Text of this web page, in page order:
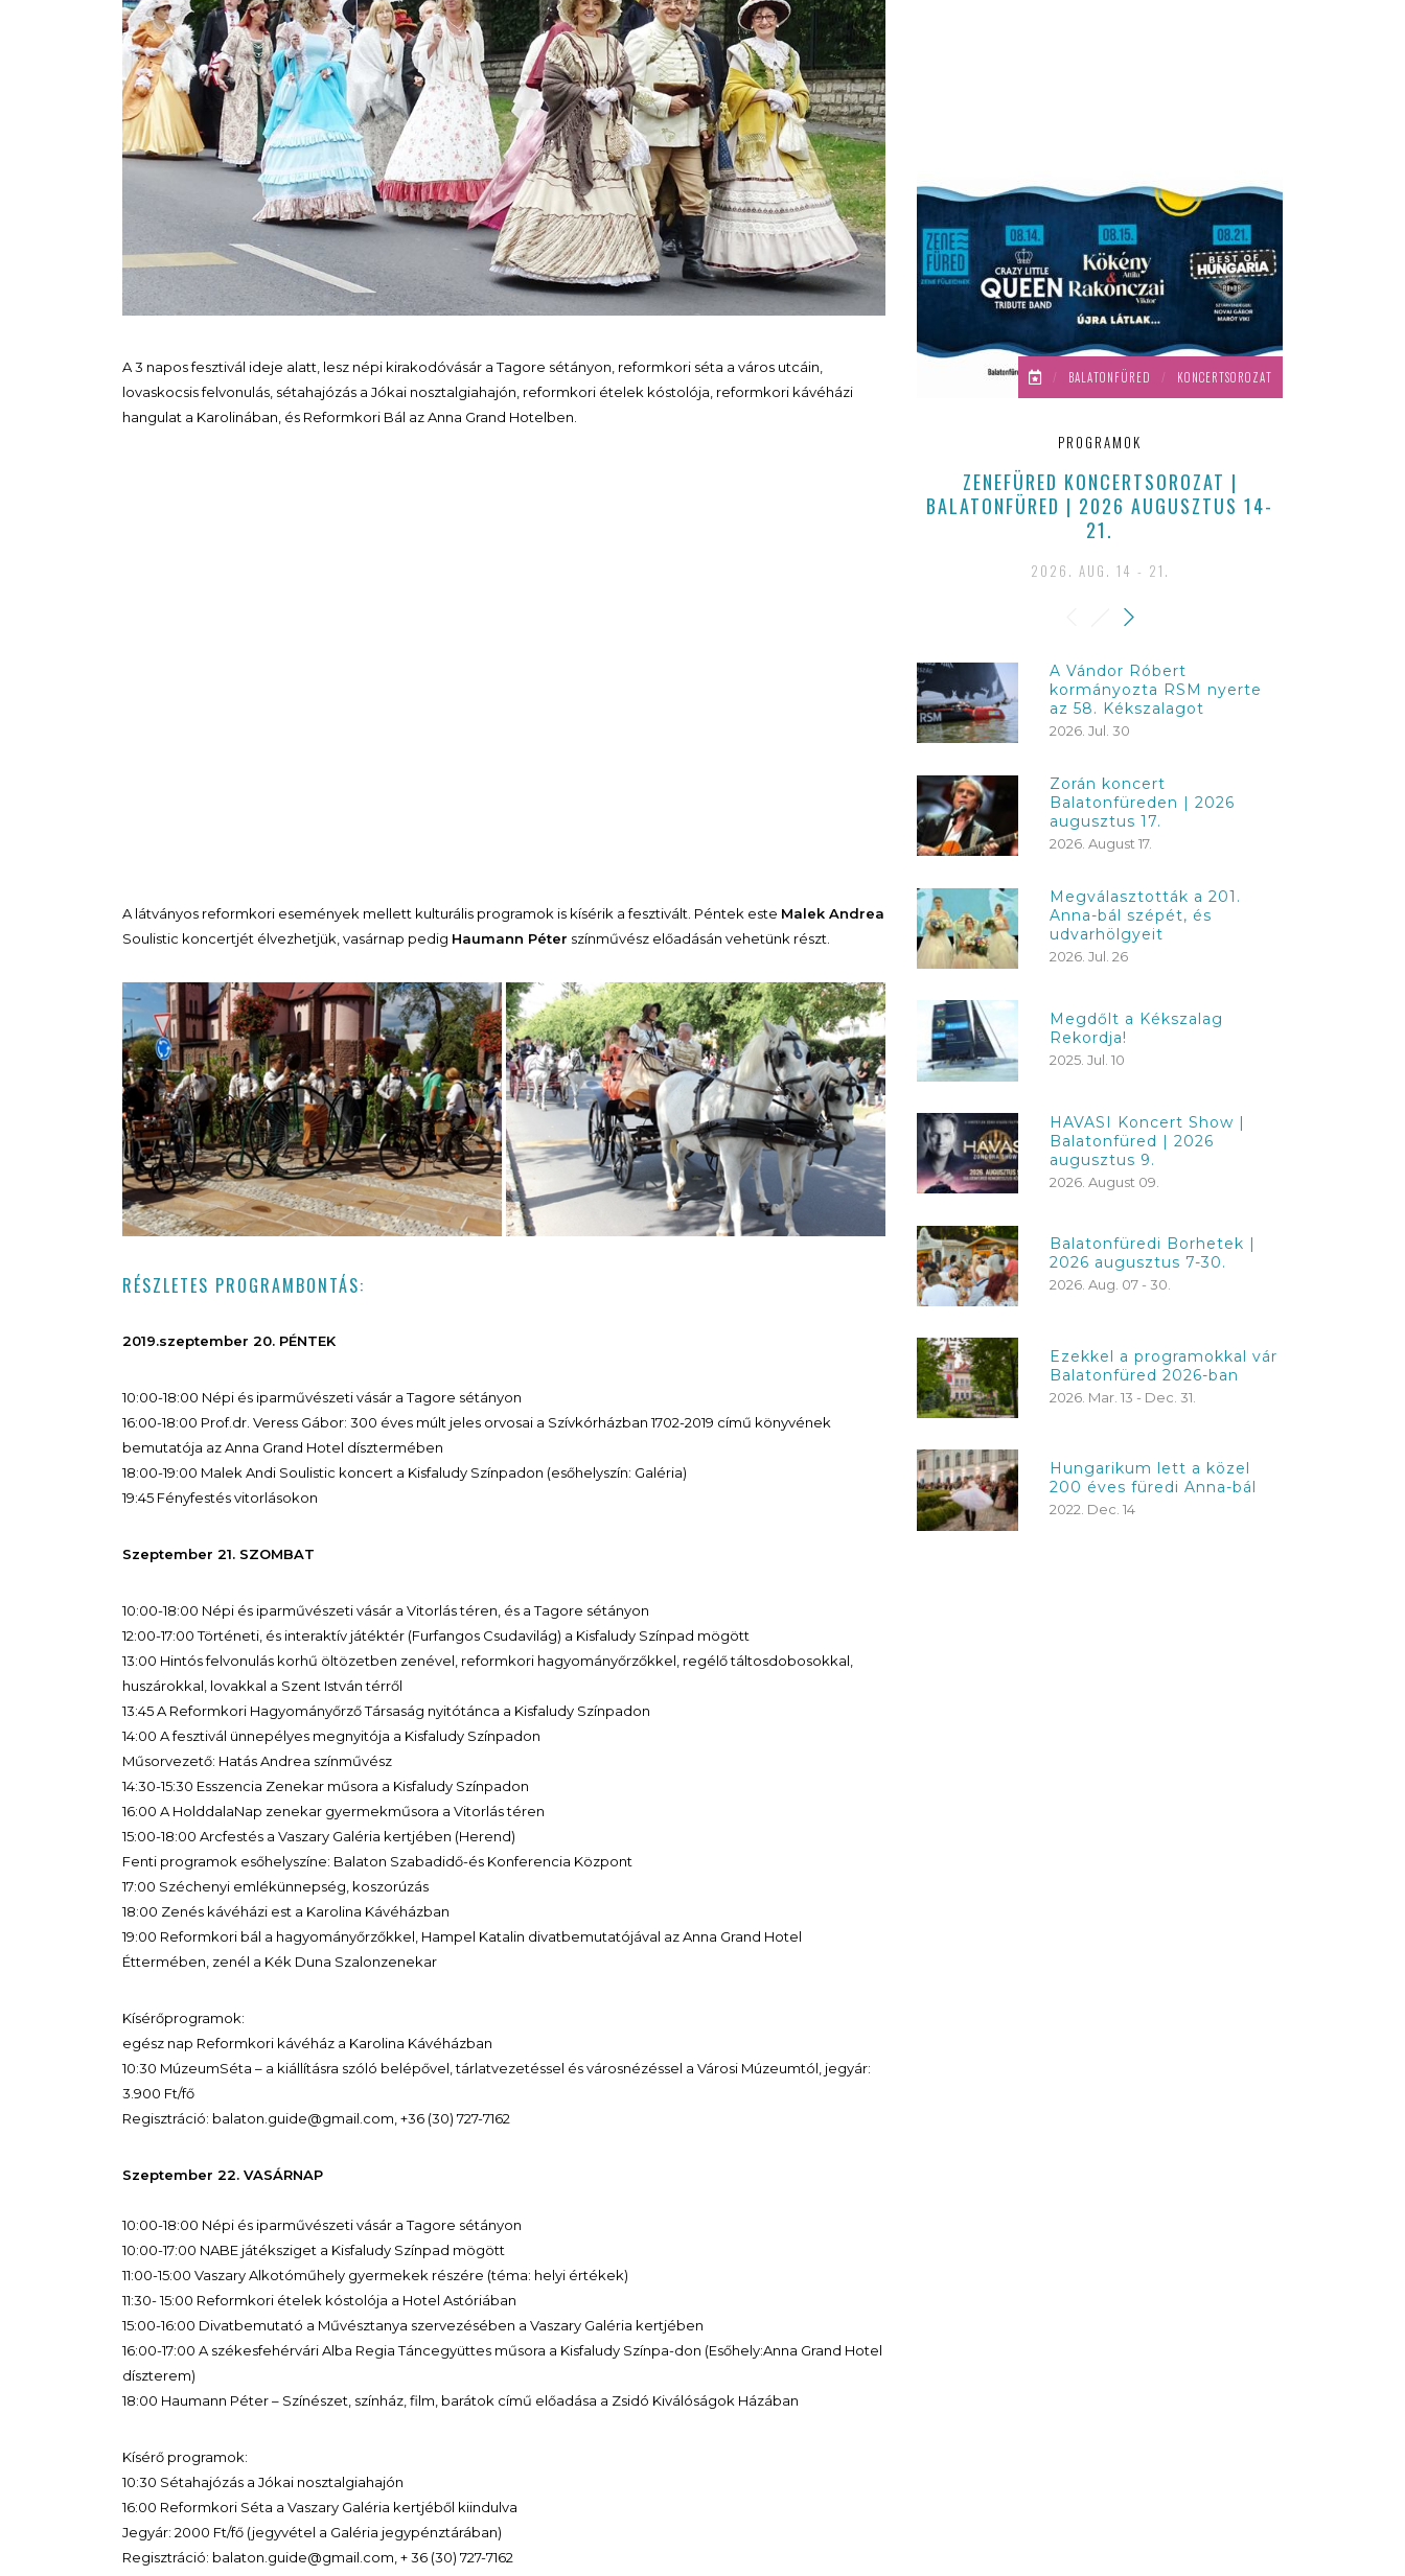
A 3 napos fesztivál ideje alatt, lesz népi kirakodóvásár a Tagore sétányon, reformkori séta a város utcáin,
lovaskocsis felvonulás, sétahajózás a Jókai nosztalgiahajón, reformkori ételek kóstolója, reformkori kávéházi
hangulat a Karolinában, és Reformkori Bál az Anna Grand Hotelben.
A látványos reformkori események mellett kulturális programok is kísérik a fesztivált. Péntek este Malek Andrea
Soulistic koncertjét élvezhetjük, vasárnap pedig Haumann Péter színművész előadásán vehetünk részt.
RÉSZLETES PROGRAMBONTÁS:
2019.szeptember 20. PÉNTEK
10:00-18:00 Népi és iparművészeti vásár a Tagore sétányon
16:00-18:00 Prof.dr. Veress Gábor: 300 éves múlt jeles orvosai a Szívkórházban 1702-2019 című könyvének
bemutatója az Anna Grand Hotel dísztermében
18:00-19:00 Malek Andi Soulistic koncert a Kisfaludy Színpadon (esőhelyszín: Galéria)
19:45 Fényfestés vitorlásokon
Szeptember 21. SZOMBAT
10:00-18:00 Népi és iparművészeti vásár a Vitorlás téren, és a Tagore sétányon
12:00-17:00 Történeti, és interaktív játéktér (Furfangos Csudavilág) a Kisfaludy Színpad mögött
13:00 Hintós felvonulás korhű öltözetben zenével, reformkori hagyományőrzőkkel, regélő táltosdobosokkal,
huszárokkal, lovakkal a Szent István térről
13:45 A Reformkori Hagyományőrző Társaság nyitótánca a Kisfaludy Színpadon
14:00 A fesztivál ünnepélyes megnyitója a Kisfaludy Színpadon
Műsorvezető: Hatás Andrea színművész
14:30-15:30 Esszencia Zenekar műsora a Kisfaludy Színpadon
16:00 A HolddalaNap zenekar gyermekműsora a Vitorlás téren
15:00-18:00 Arcfestés a Vaszary Galéria kertjében (Herend)
Fenti programok esőhelyszíne: Balaton Szabadidő-és Konferencia Központ
17:00 Széchenyi emlékünnepség, koszorúzás
18:00 Zenés kávéházi est a Karolina Kávéházban
19:00 Reformkori bál a hagyományőrzőkkel, Hampel Katalin divatbemutatójával az Anna Grand Hotel
Éttermében, zenél a Kék Duna Szalonzenekar
Kísérőprogramok:
egész nap Reformkori kávéház a Karolina Kávéházban
10:30 MúzeumSéta – a kiállításra szóló belépővel, tárlatvezetéssel és városnézéssel a Városi Múzeumtól, jegyár:
3.900 Ft/fő
Regisztráció: balaton.guide@gmail.com, +36 (30) 727-7162
Szeptember 22. VASÁRNAP
10:00-18:00 Népi és iparművészeti vásár a Tagore sétányon
10:00-17:00 NABE játéksziget a Kisfaludy Színpad mögött
11:00-15:00 Vaszary Alkotóműhely gyermekek részére (téma: helyi értékek)
11:30- 15:00 Reformkori ételek kóstolója a Hotel Astóriában
15:00-16:00 Divatbemutató a Művésztanya szervezésében a Vaszary Galéria kertjében
16:00-17:00 A székesfehérvári Alba Regia Táncegyüttes műsora a Kisfaludy Színpa-don (Esőhely:Anna Grand Hotel
díszterem)
18:00 Haumann Péter – Színészet, színház, film, barátok című előadása a Zsidó Kiválóságok Házában
Kísérő programok:
10:30 Sétahajózás a Jókai nosztalgiahajón
16:00 Reformkori Séta a Vaszary Galéria kertjéből kiindulva
Jegyár: 2000 Ft/fő (jegyvétel a Galéria jegypénztárában)
Regisztráció: balaton.guide@gmail.com, + 36 (30) 727-7162
/ BALATONFÜRED / KONCERTSOROZAT
PROGRAMOK
ZENEFÜRED KONCERTSOROZAT |
BALATONFÜRED | 2026 AUGUSZTUS 14-
21.
2026. AUG. 14 - 21.
A Vándor Róbert
kormányozta RSM nyerte
az 58. Kékszalagot
2026. Jul. 30
Zorán koncert
Balatonfüreden | 2026
augusztus 17.
2026. August 17.
Megválasztották a 201.
Anna-bál szépét, és
udvarhölgyeit
2026. Jul. 26
Megdőlt a Kékszalag
Rekordja!
2025. Jul. 10
HAVASI Koncert Show |
Balatonfüred | 2026
augusztus 9.
2026. August 09.
Balatonfüredi Borhetek |
2026 augusztus 7-30.
2026. Aug. 07 - 30.
Ezekkel a programokkal vár
Balatonfüred 2026-ban
2026. Mar. 13 - Dec. 31.
Hungarikum lett a közel
200 éves füredi Anna-bál
2022. Dec. 14